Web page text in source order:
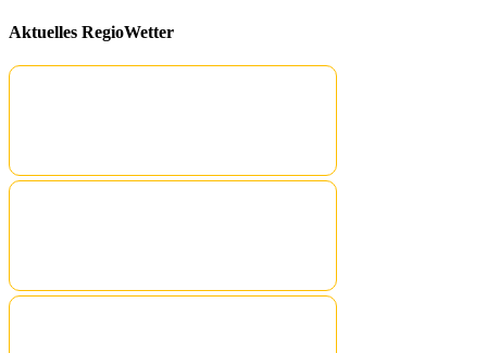
Aktuelles RegioWetter